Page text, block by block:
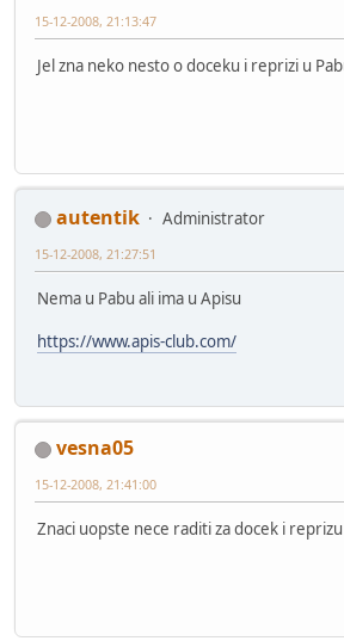
15-12-2008, 21:13:47
Jel zna neko nesto o doceku i reprizi u
autentik
Administrator
15-12-2008, 21:27:51
Nema u Pabu ali ima u Apisu
https://www.apis-club.com/
vesna05
15-12-2008, 21:41:00
Znaci uopste nece raditi za docek i reprizu